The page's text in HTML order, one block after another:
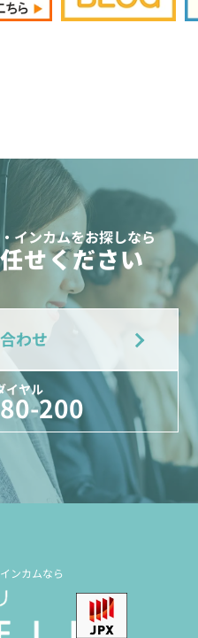
インカムをお探しなら
せください
わせ
イヤル
200
ンカムなら